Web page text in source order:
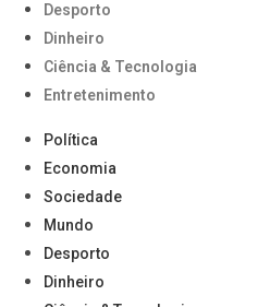
Desporto
Dinheiro
Ciência & Tecnologia
Entretenimento
Política
Economia
Sociedade
Mundo
Desporto
Dinheiro